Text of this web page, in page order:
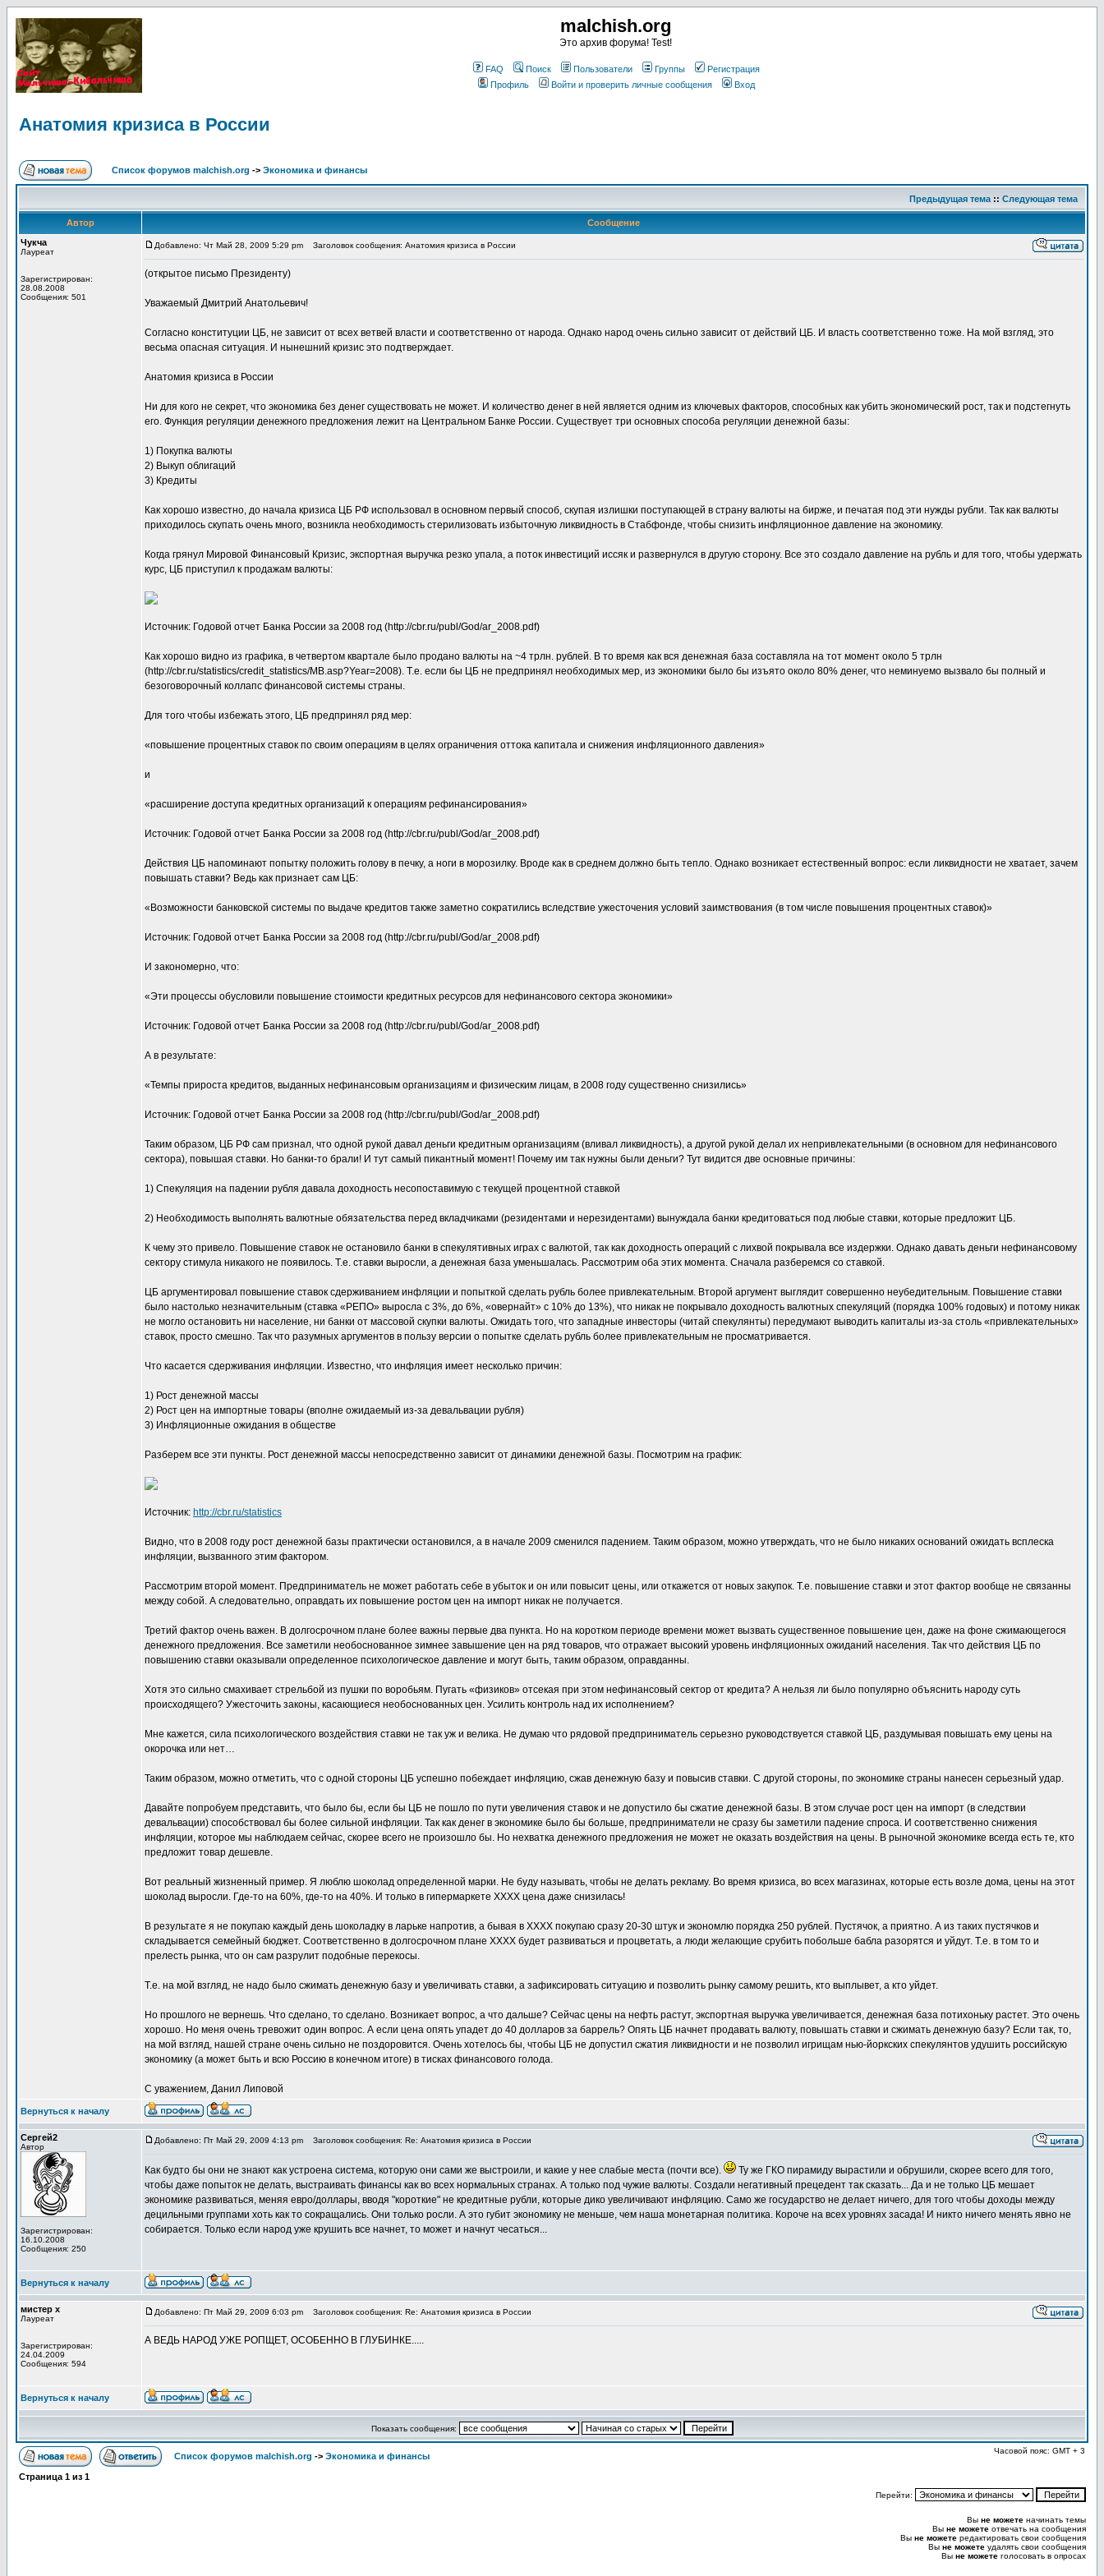
malchish.org
Это архив форума! Test!
FAQ Поиск Пользователи Группы
Регистрация
Профиль
Войти и проверить личные сообщения Вход
Анатомия кризиса в России
Список форумов malchish.org -> Экономика и финансы
Предыдущая тема :: Следующая тема
Автор
Сообщение
Чукча
Лауреат
Зарегистрирован:
28.08.2008
Сообщения: 501
Добавлено: Чт Май 28, 2009 5:29 pm Заголовок сообщения: Анатомия кризиса в России
(открытое письмо Президенту)
Уважаемый Дмитрий Анатольевич!
Согласно конституции ЦБ, не зависит от всех ветвей власти и соответственно от народа. Однако народ очень сильно зависит от действий ЦБ. И власть соответственно тоже. На мой взгляд, это
весьма опасная ситуация. И нынешний кризис это подтверждает.
Анатомия кризиса в России
Ни для кого не секрет, что экономика без денег существовать не может. И количество денег в ней является одним из ключевых факторов, способных как убить экономический рост, так и подстегнуть
его. Функция регуляции денежного предложения лежит на Центральном Банке России. Существует три основных способа регуляции денежной базы:
1) Покупка валюты
2) Выкуп облигаций
3) Кредиты
Как хорошо известно, до начала кризиса ЦБ РФ использовал в основном первый способ, скупая излишки поступающей в страну валюты на бирже, и печатая под эти нужды рубли. Так как валюты
приходилось скупать очень много, возникла необходимость стерилизовать избыточную ликвидность в Стабфонде, чтобы снизить инфляционное давление на экономику.
Когда грянул Мировой Финансовый Кризис, экспортная выручка резко упала, а поток инвестиций иссяк и развернулся в другую сторону. Все это создало давление на рубль и для того, чтобы удержать
курс, ЦБ приступил к продажам валюты:
Источник: Годовой отчет Банка России за 2008 год (http://cbr.ru/publ/God/ar_2008.pdf)
Как хорошо видно из графика, в четвертом квартале было продано валюты на ~4 трлн. рублей. В то время как вся денежная база составляла на тот момент около 5 трлн
(http://cbr.ru/statistics/credit_statistics/MB.asp?Year=2008). Т.е. если бы ЦБ не предпринял необходимых мер, из экономики было бы изъято около 80% денег, что неминуемо вызвало бы полный и
безоговорочный коллапс финансовой системы страны.
Для того чтобы избежать этого, ЦБ предпринял ряд мер:
«повышение процентных ставок по своим операциям в целях ограничения оттока капитала и снижения инфляционного давления»
и
«расширение доступа кредитных организаций к операциям рефинансирования»
Источник: Годовой отчет Банка России за 2008 год (http://cbr.ru/publ/God/ar_2008.pdf)
Действия ЦБ напоминают попытку положить голову в печку, а ноги в морозилку. Вроде как в среднем должно быть тепло. Однако возникает естественный вопрос: если ликвидности не хватает, зачем
повышать ставки? Ведь как признает сам ЦБ:
«Возможности банковской системы по выдаче кредитов также заметно сократились вследствие ужесточения условий заимствования (в том числе повышения процентных ставок)»
Источник: Годовой отчет Банка России за 2008 год (http://cbr.ru/publ/God/ar_2008.pdf)
И закономерно, что:
«Эти процессы обусловили повышение стоимости кредитных ресурсов для нефинансового сектора экономики»
Источник: Годовой отчет Банка России за 2008 год (http://cbr.ru/publ/God/ar_2008.pdf)
А в результате:
«Темпы прироста кредитов, выданных нефинансовым организациям и физическим лицам, в 2008 году существенно снизились»
Источник: Годовой отчет Банка России за 2008 год (http://cbr.ru/publ/God/ar_2008.pdf)
Таким образом, ЦБ РФ сам признал, что одной рукой давал деньги кредитным организациям (вливал ликвидность), а другой рукой делал их непривлекательными (в основном для нефинансового
сектора), повышая ставки. Но банки-то брали! И тут самый пикантный момент! Почему им так нужны были деньги? Тут видится две основные причины:
1) Спекуляция на падении рубля давала доходность несопоставимую с текущей процентной ставкой
2) Необходимость выполнять валютные обязательства перед вкладчиками (резидентами и нерезидентами) вынуждала банки кредитоваться под любые ставки, которые предложит ЦБ.
К чему это привело. Повышение ставок не остановило банки в спекулятивных играх с валютой, так как доходность операций с лихвой покрывала все издержки. Однако давать деньги нефинансовому
сектору стимула никакого не появилось. Т.е. ставки выросли, а денежная база уменьшалась. Рассмотрим оба этих момента. Сначала разберемся со ставкой.
ЦБ аргументировал повышение ставок сдерживанием инфляции и попыткой сделать рубль более привлекательным. Второй аргумент выглядит совершенно неубедительным. Повышение ставки
было настолько незначительным (ставка «РЕПО» выросла с 3%, до 6%, «овернайт» с 10% до 13%), что никак не покрывало доходность валютных спекуляций (порядка 100% годовых) и потому никак
не могло остановить ни население, ни банки от массовой скупки валюты. Ожидать того, что западные инвесторы (читай спекулянты) передумают выводить капиталы из-за столь «привлекательных»
ставок, просто смешно. Так что разумных аргументов в пользу версии о попытке сделать рубль более привлекательным не просматривается.
Что касается сдерживания инфляции. Известно, что инфляция имеет несколько причин:
1) Рост денежной массы
2) Рост цен на импортные товары (вполне ожидаемый из-за девальвации рубля)
3) Инфляционные ожидания в обществе
Разберем все эти пункты. Рост денежной массы непосредственно зависит от динамики денежной базы. Посмотрим на график:
Источник: http://cbr.ru/statistics
Видно, что в 2008 году рост денежной базы практически остановился, а в начале 2009 сменился падением. Таким образом, можно утверждать, что не было никаких оснований ожидать всплеска
инфляции, вызванного этим фактором.
Рассмотрим второй момент. Предприниматель не может работать себе в убыток и он или повысит цены, или откажется от новых закупок. Т.е. повышение ставки и этот фактор вообще не связанны
между собой. А следовательно, оправдать их повышение ростом цен на импорт никак не получается.
Третий фактор очень важен. В долгосрочном плане более важны первые два пункта. Но на коротком периоде времени может вызвать существенное повышение цен, даже на фоне сжимающегося
денежного предложения. Все заметили необоснованное зимнее завышение цен на ряд товаров, что отражает высокий уровень инфляционных ожиданий населения. Так что действия ЦБ по
повышению ставки оказывали определенное психологическое давление и могут быть, таким образом, оправданны.
Хотя это сильно смахивает стрельбой из пушки по воробьям. Пугать «физиков» отсекая при этом нефинансовый сектор от кредита? А нельзя ли было популярно объяснить народу суть
происходящего? Ужесточить законы, касающиеся необоснованных цен. Усилить контроль над их исполнением?
Мне кажется, сила психологического воздействия ставки не так уж и велика. Не думаю что рядовой предприниматель серьезно руководствуется ставкой ЦБ, раздумывая повышать ему цены на
окорочка или нет…
Таким образом, можно отметить, что с одной стороны ЦБ успешно побеждает инфляцию, сжав денежную базу и повысив ставки. С другой стороны, по экономике страны нанесен серьезный удар.
Давайте попробуем представить, что было бы, если бы ЦБ не пошло по пути увеличения ставок и не допустило бы сжатие денежной базы. В этом случае рост цен на импорт (в следствии
девальвации) способствовал бы более сильной инфляции. Так как денег в экономике было бы больше, предприниматели не сразу бы заметили падение спроса. И соответственно снижения
инфляции, которое мы наблюдаем сейчас, скорее всего не произошло бы. Но нехватка денежного предложения не может не оказать воздействия на цены. В рыночной экономике всегда есть те, кто
предложит товар дешевле.
Вот реальный жизненный пример. Я люблю шоколад определенной марки. Не буду называть, чтобы не делать рекламу. Во время кризиса, во всех магазинах, которые есть возле дома, цены на этот
шоколад выросли. Где-то на 60%, где-то на 40%. И только в гипермаркете ХХХХ цена даже снизилась!
В результате я не покупаю каждый день шоколадку в ларьке напротив, а бывая в ХХХХ покупаю сразу 20-30 штук и экономлю порядка 250 рублей. Пустячок, а приятно. А из таких пустячков и
складывается семейный бюджет. Соответственно в долгосрочном плане ХХХХ будет развиваться и процветать, а люди желающие срубить побольше бабла разорятся и уйдут. Т.е. в том то и
прелесть рынка, что он сам разрулит подобные перекосы.
Т.е. на мой взгляд, не надо было сжимать денежную базу и увеличивать ставки, а зафиксировать ситуацию и позволить рынку самому решить, кто выплывет, а кто уйдет.
Но прошлого не вернешь. Что сделано, то сделано. Возникает вопрос, а что дальше? Сейчас цены на нефть растут, экспортная выручка увеличивается, денежная база потихоньку растет. Это очень
хорошо. Но меня очень тревожит один вопрос. А если цена опять упадет до 40 долларов за баррель? Опять ЦБ начнет продавать валюту, повышать ставки и сжимать денежную базу? Если так, то,
на мой взгляд, нашей стране очень сильно не поздоровится. Очень хотелось бы, чтобы ЦБ не допустил сжатия ликвидности и не позволил игрищам нью-йоркских спекулянтов удушить российскую
экономику (а может быть и всю Россию в конечном итоге) в тисках финансового голода.
С уважением, Данил Липовой
Вернуться к началу
Сергей2
Автор
Зарегистрирован:
16.10.2008
Сообщения: 250
Добавлено: Пт Май 29, 2009 4:13 pm Заголовок сообщения: Re: Анатомия кризиса в России
Как будто бы они не знают как устроена система, которую они сами же выстроили, и какие у нее слабые места (почти все).
Ту же ГКО пирамиду вырастили и обрушили, скорее всего для того,
чтобы даже попыток не делать, выстраивать финансы как во всех нормальных странах. А только под чужие валюты. Создали негативный прецедент так сказать... Да и не только ЦБ мешает
экономике развиваться, меняя евро/доллары, вводя "короткие" не кредитные рубли, которые дико увеличивают инфляцию. Само же государство не делает ничего, для того чтобы доходы между
децильными группами хоть как то сокращались. Они только росли. А это губит экономику не меньше, чем наша монетарная политика. Короче на всех уровнях засада! И никто ничего менять явно не
собирается. Только если народ уже крушить все начнет, то может и начнут чесаться...
Вернуться к началу
мистер х
Лауреат
Зарегистрирован:
24.04.2009
Сообщения: 594
Добавлено: Пт Май 29, 2009 6:03 pm Заголовок сообщения: Re: Анатомия кризиса в России
А ВЕДЬ НАРОД УЖЕ РОПЩЕТ, ОСОБЕННО В ГЛУБИНКЕ.....
Вернуться к началу
Показать сообщения:
Список форумов malchish.org -> Экономика и финансы
Часовой пояс: GMT + 3
Страница 1 из 1
Перейти:
Вы не можете начинать темы
Вы не можете отвечать на сообщения
Вы не можете редактировать свои сообщения
Вы не можете удалять свои сообщения
Вы не можете голосовать в опросах